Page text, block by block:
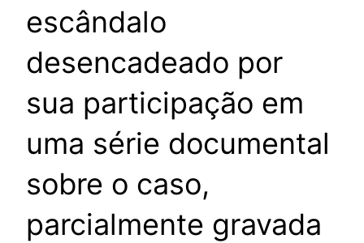
escândalo
desencadeado por
sua participação em
uma série documental
sobre o caso,
parcialmente gravada